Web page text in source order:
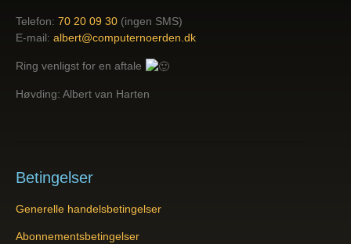
Telefon: 70 20 09 30 (ingen SMS)
E-mail: albert@computernoerden.dk
Ring venligst for en aftale
Høvding: Albert van Harten
Betingelser
Generelle handelsbetingelser
Abonnementsbetingelser